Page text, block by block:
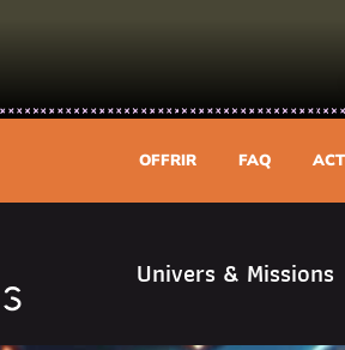
OFFRIR FAQ
Univers & Missions